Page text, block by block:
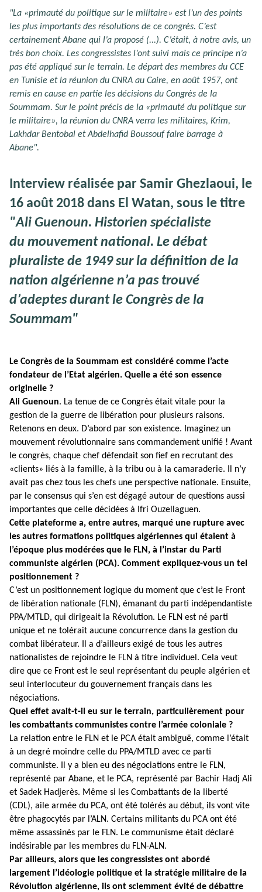
"La «primauté du politique sur le militaire» est l’un des points
les plus importants des résolutions de ce congrès. C’est
certainement Abane qui l’a proposé (...). C’était, à notre avis, un
très bon choix. Les congressistes l’ont suivi mais ce principe n’a
pas été appliqué sur le terrain. Le départ des membres du CCE
en Tunisie et la réunion du CNRA au Caire, en août 1957, ont
remis en cause en partie les décisions du Congrès de la
Soummam. Sur le point précis de la «primauté du politique sur
le militaire», la réunion du CNRA verra les militaires, Krim,
Lakhdar Bentobal et Abdelhafid Boussouf faire barrage à
Abane".
Interview réalisée par Samir Ghezlaoui, le
16 août 2018 dans El Watan, sous le titre
"Ali Guenoun. Historien spécialiste
du mouvement national. Le débat
pluraliste de 1949 sur la définition de la
nation algérienne n’a pas trouvé
d’adeptes durant le Congrès de la
Soummam"
Le Congrès de la Soummam est considéré comme l’acte
fondateur de l’Etat algérien. Quelle a été son essence
originelle ?
Ali Guenoun. La tenue de ce Congrès était vitale pour la
gestion de la guerre de libération pour plusieurs raisons.
Retenons en deux. D’abord par son existence. Imaginez un
mouvement révolutionnaire sans commandement unifié ! Avant
le congrès, chaque chef défendait son fief en recrutant des
«clients» liés à la famille, à la tribu ou à la camaraderie. Il n’y
avait pas chez tous les chefs une perspective nationale. Ensuite,
par le consensus qui s’en est dégagé autour de questions aussi
importantes que celle décidées à Ifri Ouzellaguen.
Cette plateforme a, entre autres, marqué une rupture avec
les autres formations politiques algériennes qui étaient à
l’époque plus modérées que le FLN, à l’instar du Parti
communiste algérien (PCA). Comment expliquez-vous un tel
positionnement ?
C’est un positionnement logique du moment que c’est le Front
de libération nationale (FLN), émanant du parti indépendantiste
PPA/MTLD, qui dirigeait la Révolution. Le FLN est né parti
unique et ne tolérait aucune concurrence dans la gestion du
combat libérateur. Il a d’ailleurs exigé de tous les autres
nationalistes de rejoindre le FLN à titre individuel. Cela veut
dire que ce Front est le seul représentant du peuple algérien et
seul interlocuteur du gouvernement français dans les
négociations.
Quel effet avait-t-il eu sur le terrain, particulièrement pour
les combattants communistes contre l’armée coloniale ?
La relation entre le FLN et le PCA était ambiguë, comme l’était
à un degré moindre celle du PPA/MTLD avec ce parti
communiste. Il y a bien eu des négociations entre le FLN,
représenté par Abane, et le PCA, représenté par Bachir Hadj Ali
et Sadek Hadjerès. Même si les Combattants de la liberté
(CDL), aile armée du PCA, ont été tolérés au début, ils vont vite
être phagocytés par l’ALN. Certains militants du PCA ont été
même assassinés par le FLN. Le communisme était déclaré
indésirable par les membres du FLN-ALN.
Par ailleurs, alors que les congressistes ont abordé
largement l’idéologie politique et la stratégie militaire de la
Révolution algérienne, ils ont sciemment évité de débattre